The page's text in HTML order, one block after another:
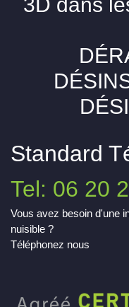
3D dans
Standard
Tel: 06 20
Vous avez besoin d'une
nuisible ?
Téléphonez nous